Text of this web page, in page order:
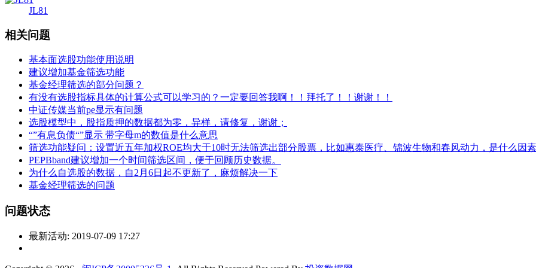
JL81
相关问题
基本面选股功能使用说明
建议增加基金筛选功能
基金经理筛选的部分问题？
有没有选股指标具体的计算公式可以学习的？一定要回答我啊！！拜托了！！谢谢！！
中证传媒当前pe显示有问题
选股模型中，股指质押的数据都为零，异样，请修复，谢谢；
“”有息负债“”显示 带字母m的数值是什么意思
筛选功能疑问：设置近五年加权ROE均大于10时无法筛选出部分股票，比如惠泰医疗、锦波生物和春风动力，是什么因
PEPBband建议增加一个时间筛选区间，便于回顾历史数据。
为什么自选股的数据，自2月6日起不更新了，麻烦解决一下
基金经理筛选的问题
问题状态
最新活动: 2019-07-09 17:27